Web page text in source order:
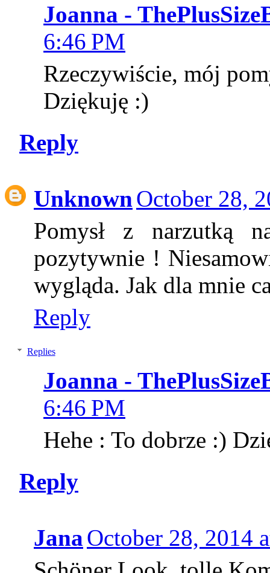
Joanna -
6:46 PM
Rzeczywiście, mój
Dziękuję :)
Reply
UnknownOctober 28,
Pomysł z narzutką
pozytywnie !
wygląda. Jak dla mnie
Reply
Replies
Joanna -
6:46 PM
Hehe : To dobrze :)
Reply
Jana October 28, 2014